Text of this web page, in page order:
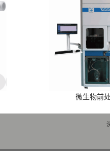
微生物前